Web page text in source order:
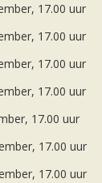
17.00 uur
17.00 uur
17.00 uur
17.00 uur
17.00 uur
17.00 uur
17.00 uur